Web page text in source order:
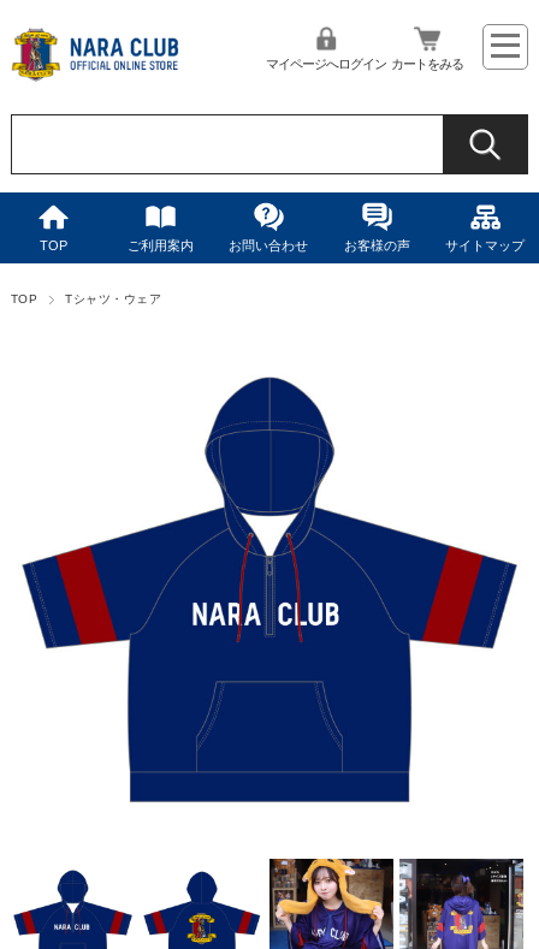
マイページへログイン カートをみる
TOP ご利用案内 お問い合わせ お客様の声 サイトマップ
TOP Tシャツ・ウェア